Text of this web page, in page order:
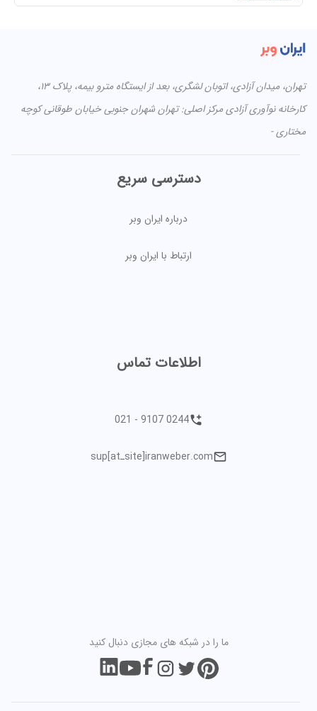
تهران، میدان آزادی، اتوبان لشگری، بعد از ایستگاه مترو بیمه، پلاک ۱۳،
کارخانه نوآوری آزادی مرکز اصلی: تهران شهران جنوبی خیابان طوقانی کوچه
مختاری -
دسترسی سریع
درباره ایران وبر
ارتباط با ایران وبر
اطلاعات تماس
021 - 9107 0244
sup[atـsite]iranweber.com
ما را در شبکه های مجازی دنبال کنید